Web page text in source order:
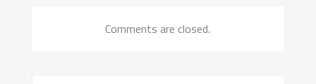
Comments are closed.